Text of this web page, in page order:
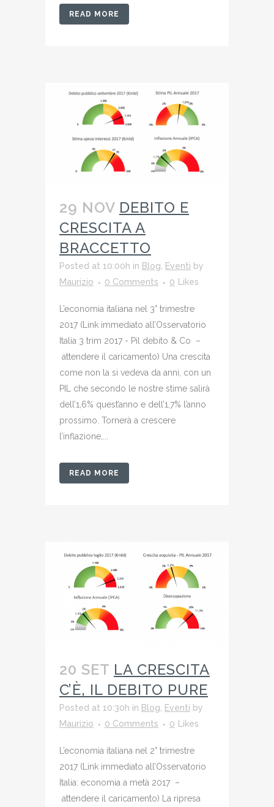
READ MORE
29 NOV DEBITO E
CRESCITA A
BRACCETTO
Posted at 10:00h in Blog Eventi by
Maurizio
0 Comments 0 Likes
L’economia italiana nel 3° trimestre
2017 (Link immediato all’Osservatorio
Italia 3 trim 2017 - Pil debito & Co –
attendere il caricamento) Una crescita
come non la si vedeva da anni, con un
PIL che secondo le nostre stime salirà
dell’1,6% quest’anno e dell’1,7% l’anno
prossimo. Tornerà a crescere
l’inflazione,...
READ MORE
20 SET LA CRESCITA
C’È, IL DEBITO PURE
Posted at 10:30h in Blog Eventi by
Maurizio
0 Comments 0 Likes
L’economia italiana nel 2° trimestre
2017 (Link immediato all’Osservatorio
Italia: economia a metà 2017 –
attendere il caricamento) La ripresa